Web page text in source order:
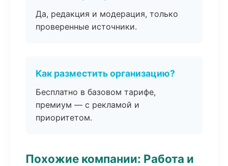
Да, редакция и модерация, только
проверенные источники.
Как разместить организацию?
Бесплатно в базовом тарифе,
премиум — с рекламой и
приоритетом.
Похожие компании: Работа и